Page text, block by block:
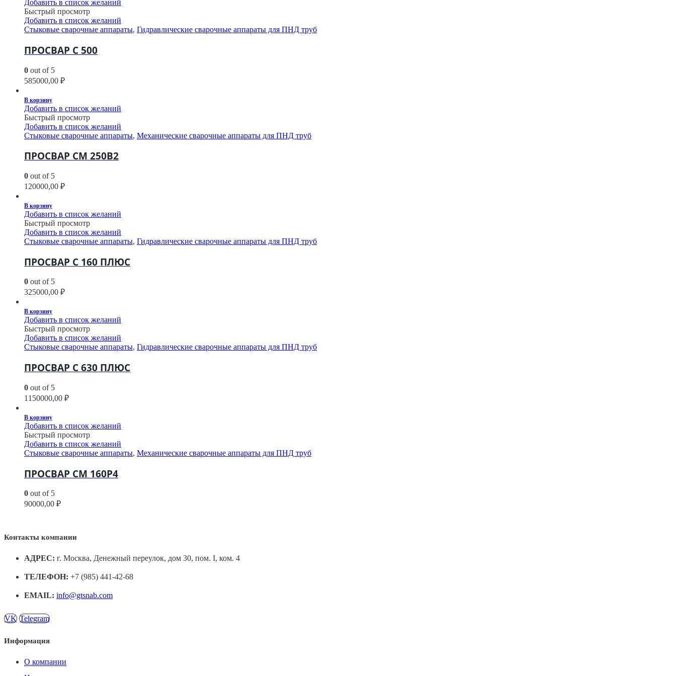
Добавить в список желаний
Быстрый просмотр
Добавить в список желаний
Стыковые сварочные аппараты, Гидравлические сварочные аппараты для ПНД труб
ПРОСВАР С 500
0 out of 5
585000,00 ₽
В корзину
Добавить в список желаний
Быстрый просмотр
Добавить в список желаний
Стыковые сварочные аппараты, Механические сварочные аппараты для ПНД труб
ПРОСВАР СМ 250В2
0 out of 5
120000,00 ₽
В корзину
Добавить в список желаний
Быстрый просмотр
Добавить в список желаний
Стыковые сварочные аппараты, Гидравлические сварочные аппараты для ПНД труб
ПРОСВАР С 160 ПЛЮС
0 out of 5
325000,00 ₽
В корзину
Добавить в список желаний
Быстрый просмотр
Добавить в список желаний
Стыковые сварочные аппараты, Гидравлические сварочные аппараты для ПНД труб
ПРОСВАР С 630 ПЛЮС
0 out of 5
1150000,00 ₽
В корзину
Добавить в список желаний
Быстрый просмотр
Добавить в список желаний
Стыковые сварочные аппараты, Механические сварочные аппараты для ПНД труб
ПРОСВАР СМ 160Р4
0 out of 5
90000,00 ₽
Контакты компании
АДРЕС: г. Москва, Денежный переулок, дом 30, пом. I, ком. 4
ТЕЛЕФОН: +7 (985) 441-42-68
EMAIL: info@gtsnab.com
VK Telegram
Информация
О компании